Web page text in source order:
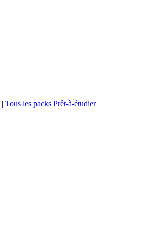
| Tous les packs Prêt-à-étudier